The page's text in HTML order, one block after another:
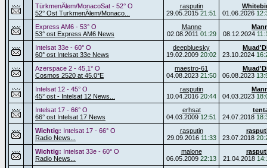
TürkmenÄlem/MonacoSat - 52° O
52° Ost TurkmenÄlem/Monaco...
rasputin
29.05.2015 21:51
01.06.2026
Express AM6 - 53° O
53° ost Express AM6 News
Manne
02.08.2011 01:29
08.12.2024
Intelsat 33e - 60° O
60° ost Intelsat 33e News
deepbluesky
19.02.2009 20:02
23.10.2024
Azerspace 2 - 45,1° O
Cosmos 2520 at 45.0°E
maestro-61
04.08.2023 21:50
06.08.2023
Intelsat 12 - 45° O
45° ost - Intelsat 12 News...
rasputin
10.04.2016 20:44
04.03.2023
Intelsat 17 - 66° O
66° ost Intelsat 17 News
erhsat
04.03.2009 12:51
24.07.2018
Wichtig: Intelsat 17 - 66° O
Radio News...
rasputin
29.09.2016 11:33
23.07.2018
Wichtig: Intelsat 33e - 60° O
Radio News...
malone
06.05.2009 22:13
21.04.2018